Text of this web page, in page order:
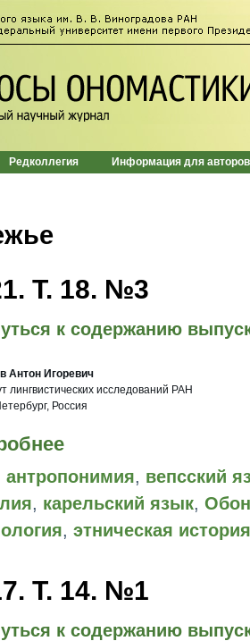
Редколлегия Информация для авторов
Т. 18. №3
к содержанию
Антон Игоревич
лингвистических исследований РАН
Россия
антропонимия, вепсский
, карельский язык,
, этническая история
T. 14. №1
к содержанию